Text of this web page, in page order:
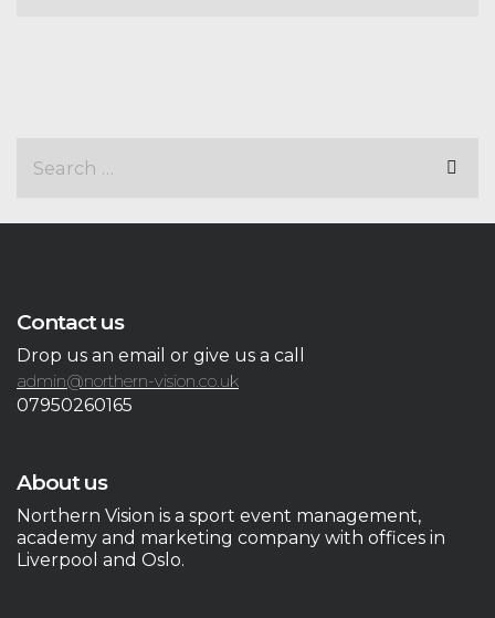
Contact us
Drop us an email or give us a call
admin@northern-vision.co.uk
07950260165
About us
Northern Vision is a sport event management,
academy and marketing company with offices in
Liverpool and Oslo.